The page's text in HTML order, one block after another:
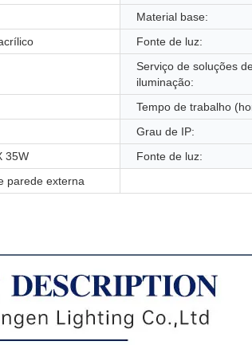
Material base:
Fonte de luz:
Serviço de soluções
iluminação:
Tempo de trabalho
Grau de IP:
35W Fonte de luz:
parede externa